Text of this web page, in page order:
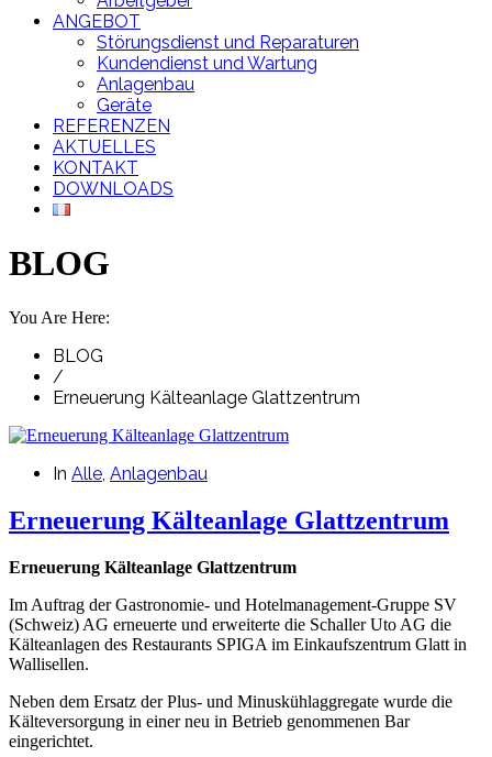
ANGEBOT
Störungsdienst und Reparaturen
Kundendienst und Wartung
Anlagenbau
Geräte
REFERENZEN
AKTUELLES
KONTAKT
DOWNLOADS
BLOG
You Are Here:
BLOG
/
Erneuerung Kälteanlage Glattzentrum
In Alle Anlagenbau
Erneuerung Kälteanlage Glattzentrum
Erneuerung Kälteanlage Glattzentrum
Im Auftrag der Gastronomie- und Hotelmanagement-Gruppe SV
(Schweiz) AG erneuerte und erweiterte die Schaller Uto AG die
Kälteanlagen des Restaurants SPIGA im Einkaufszentrum Glatt in
Wallisellen.
Neben dem Ersatz der Plus- und Minuskühlaggregate wurde die
Kälteversorgung in einer neu in Betrieb genommenen Bar
eingerichtet.